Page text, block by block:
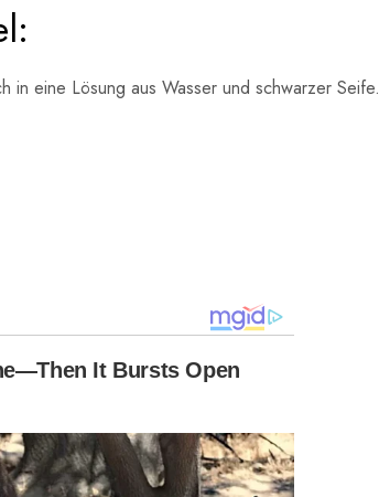
in eine Lösung aus Wasser und schwarzer Seife.